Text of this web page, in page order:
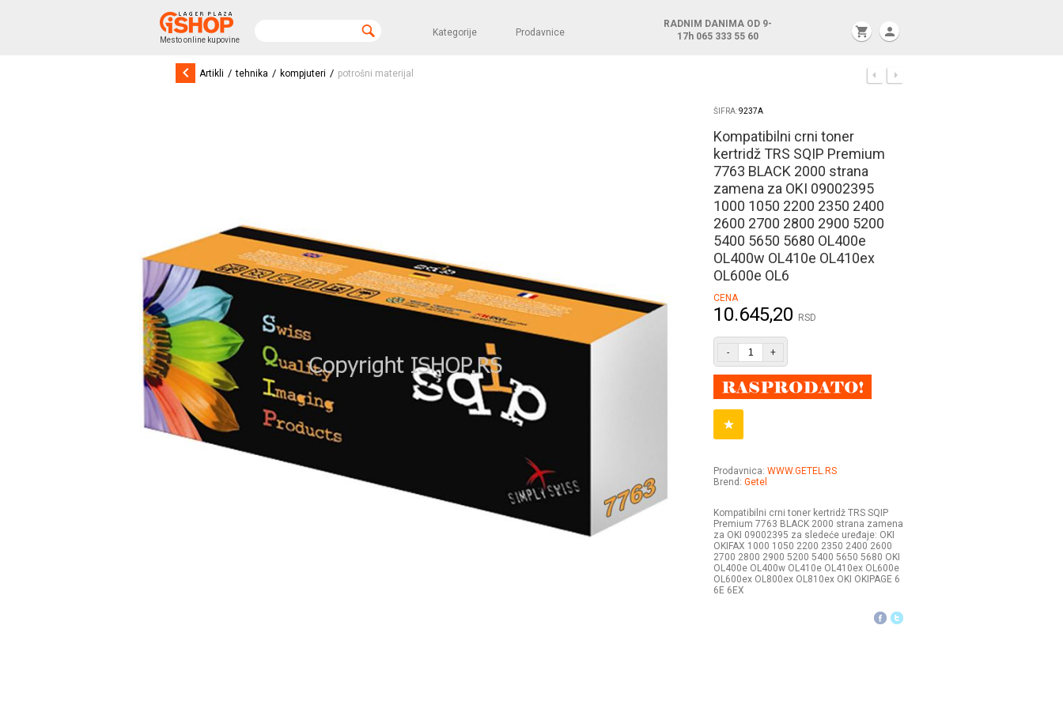
Mesto online kupovine
Kategorije Prodavnice
RADNIM DANIMA OD 9-
17h 065 333 55 60 shopping_cart person
keyboard_arrow_left Artikli / tehnika / kompjuteri / potrošni materijal
ŠIFRA:9237A
Kompatibilni crni toner
kertridž TRS SQIP Premium
7763 BLACK 2000 strana
zamena za OKI 09002395
1000 1050 2200 2350 2400
2600 2700 2800 2900 5200
5400 5650 5680 OL400e
OL400w OL410e OL410ex
OL600e OL6
CENA
10.645,20 RSD
- +
Prodavnica: WWW.GETEL.RS
Brend: Getel
Kompatibilni crni toner kertridž TRS SQIP
Premium 7763 BLACK 2000 strana zamena
za OKI 09002395 za sledeće uređaje: OKI
OKIFAX 1000 1050 2200 2350 2400 2600
2700 2800 2900 5200 5400 5650 5680 OKI
OL400e OL400w OL410e OL410ex OL600e
OL600ex OL800ex OL810ex OKI OKIPAGE 6
6E 6EX